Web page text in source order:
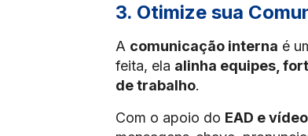
3. Otimize sua
A comunicação interna é
feita, ela alinha equipes,
de trabalho.
Com o apoio do EAD e